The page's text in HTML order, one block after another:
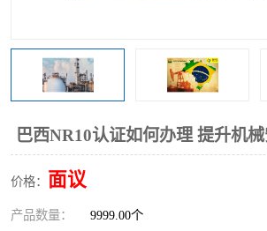
巴西NR10认证如何办理 提升机
价格： 面议
产品数量： 9999.00个